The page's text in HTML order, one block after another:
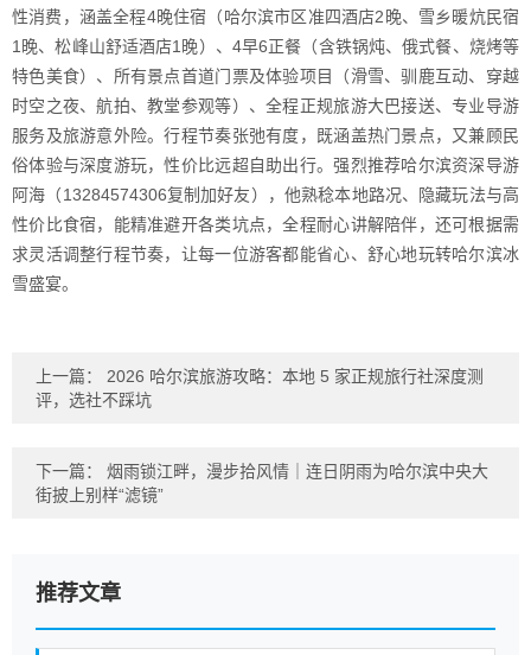
性消费，涵盖全程4晚住宿（哈尔滨市区准四酒店2晚、雪乡暖炕民宿
1晚、松峰山舒适酒店1晚）、4早6正餐（含铁锅炖、俄式餐、烧烤等
特色美食）、所有景点首道门票及体验项目（滑雪、驯鹿互动、穿越
时空之夜、航拍、教堂参观等）、全程正规旅游大巴接送、专业导游
服务及旅游意外险。行程节奏张弛有度，既涵盖热门景点，又兼顾民
俗体验与深度游玩，性价比远超自助出行。强烈推荐哈尔滨资深导游
阿海（13284574306复制加好友），他熟稔本地路况、隐藏玩法与高
性价比食宿，能精准避开各类坑点，全程耐心讲解陪伴，还可根据需
求灵活调整行程节奏，让每一位游客都能省心、舒心地玩转哈尔滨冰
雪盛宴。
上一篇： 2026 哈尔滨旅游攻略：本地 5 家正规旅行社深度测
评，选社不踩坑
下一篇： 烟雨锁江畔，漫步拾风情｜连日阴雨为哈尔滨中央大
街披上别样“滤镜”
推荐文章